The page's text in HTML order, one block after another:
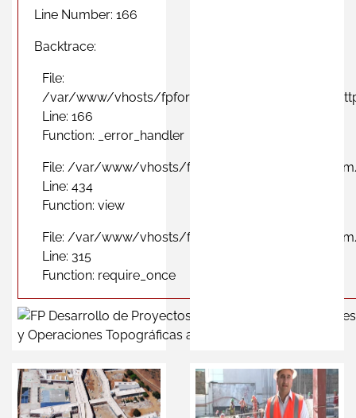
Line Number: 166
Backtrace:
File:
/var/www/vhosts/fpformacionprofesional.com/
Line: 166
Function: _error_handler
File: /var/www/vhosts/
Line: 434
Function: view
File: /var/www/vhosts/
Line: 315
Function: require_once
y Operaciones Topográficas a Distancia